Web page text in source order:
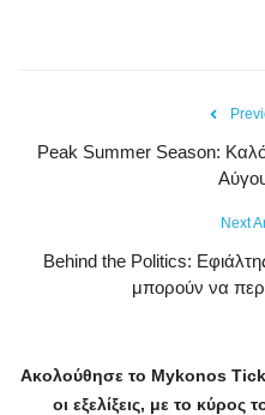
Peak Summer Season:
Next
Behind the Politics:
μπορούν να
Ακολούθησε το Mykonos
οι εξελίξεις, με το κύρος